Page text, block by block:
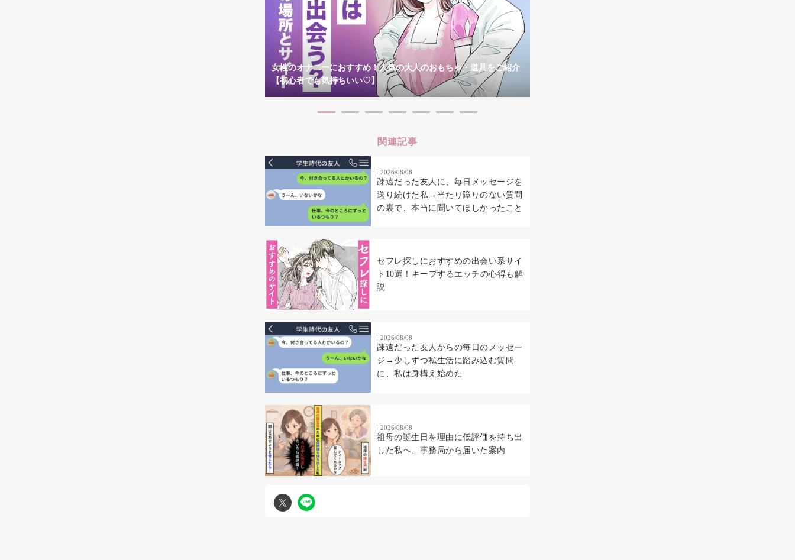
女性のオナニーにおすすめ！人気の大人のおもちゃ・道具をご紹介
【初心者でも気持ちいい♡】
関連記事
2026/08/08
疎遠だった友人に、毎日メッセージを
送り続けた私→当たり障りのない質問
の裏で、本当に聞いてほしかったこと
セフレ探しにおすすめの出会い系サイ
ト10選！キープするエッチの心得も解
説
2026/08/08
疎遠だった友人からの毎日のメッセー
ジ→少しずつ私生活に踏み込む質問
に、私は身構え始めた
2026/08/08
祖母の誕生日を理由に低評価を持ち出
した私へ、事務局から届いた案内